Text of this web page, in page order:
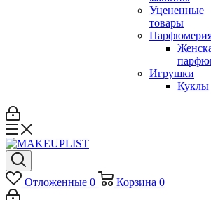
Уцененные
товары
Игрушки
Куклы
Отложенные 0 Корзина 0